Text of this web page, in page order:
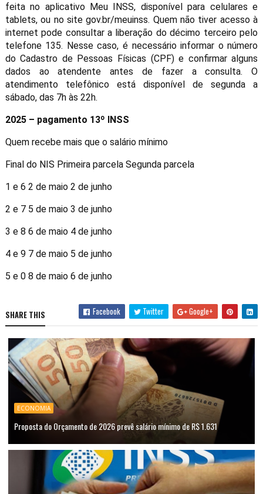
feita no aplicativo Meu INSS, disponível para celulares e
tablets, ou no site gov.br/meuinss. Quem não tiver acesso à
internet pode consultar a liberação do décimo terceiro pelo
telefone 135. Nesse caso, é necessário informar o número
do Cadastro de Pessoas Físicas (CPF) e confirmar alguns
dados ao atendente antes de fazer a consulta. O
atendimento telefônico está disponível de segunda a
sábado, das 7h às 22h.
2025 – pagamento 13º INSS
Quem recebe mais que o salário mínimo
Final do NIS Primeira parcela Segunda parcela
1 e 6 2 de maio 2 de junho
2 e 7 5 de maio 3 de junho
3 e 8 6 de maio 4 de junho
4 e 9 7 de maio 5 de junho
5 e 0 8 de maio 6 de junho
SHARE THIS Facebook Twitter Google+
ECONOMIA
Proposta do Orçamento de 2026 prevê salário mínimo de R$ 1.631